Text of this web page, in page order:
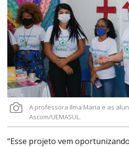
A professora Ilma Maria e as
Ascom/UEMASUL.
“Esse projeto vem